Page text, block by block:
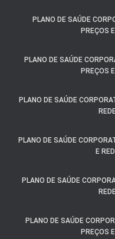
PLANO DE SAÚDE
PREÇOS
PLANO DE SAÚDE
PREÇOS
PLANO DE SAÚDE
PLANO DE SAÚDE
E
PLANO DE SAÚDE
PLANO DE SAÚDE
PREÇOS